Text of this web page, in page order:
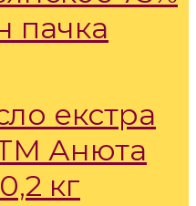
пачка
екстра
Анюта
кг